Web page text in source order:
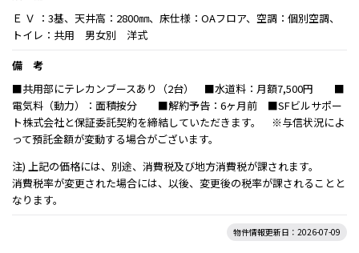
Ｅ Ｖ ：3基、天井高：2800㎜、床仕様：OAフロア、空調：個別空調、
トイレ：共用 男女別 洋式
備 考
■共用部にテレカンブースあり（2台） ■水道料：月額7,500円 ■
電気料（動力）：面積按分 ■解約予告：6ヶ月前 ■SFビルサポー
ト株式会社と保証委託契約を締結していただきます。 ※与信状況によ
って預託金額が変動する場合がございます。
注) 上記の価格には、別途、消費税及び地方消費税が課されます。
消費税率が変更された場合には、以後、変更後の税率が課されることと
なります。
物件情報更新日：2026-07-09